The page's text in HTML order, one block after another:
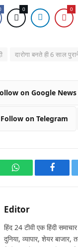
0 0
दारोगा बनते ही 6 साल
on Google News
Follow on Telegram
WhatsApp
Editor
हिंद 24 टीवी एक हिंदी
दुनिया, व्यापार, शेयर